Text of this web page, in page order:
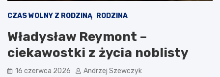
CZAS WOLNY Z RODZINĄ RODZINA
Władysław Reymont –
ciekawostki z życia noblisty
16 czerwca 2026 Andrzej Szewczyk